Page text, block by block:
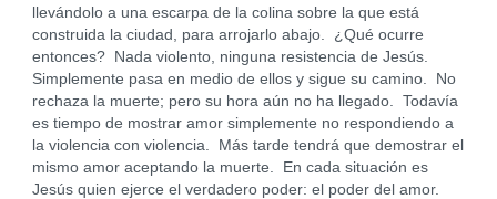
llevándolo a una escarpa de la colina sobre la que está
construida la ciudad, para arrojarlo abajo. ¿Qué ocurre
entonces? Nada violento, ninguna resistencia de Jesús.
Simplemente pasa en medio de ellos y sigue su camino. No
rechaza la muerte; pero su hora aún no ha llegado. Todavía
es tiempo de mostrar amor simplemente no respondiendo a
la violencia con violencia. Más tarde tendrá que demostrar el
mismo amor aceptando la muerte. En cada situación es
Jesús quien ejerce el verdadero poder: el poder del amor.